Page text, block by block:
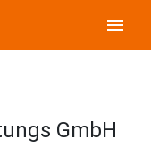
menu
GmbH